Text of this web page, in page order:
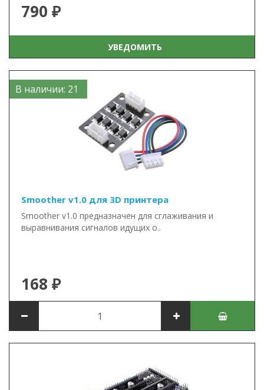
790 ₽
УВЕДОМИТЬ
В наличии: 21
Smoother v1.0 для 3D принтера
Smoother v1.0 предназначен для сглаживания и
выравнивания сигналов идущих о..
168 ₽